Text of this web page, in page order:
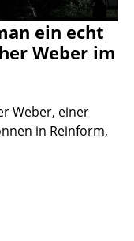
ein echt
Weber im
Weber, einer
in Reinform,